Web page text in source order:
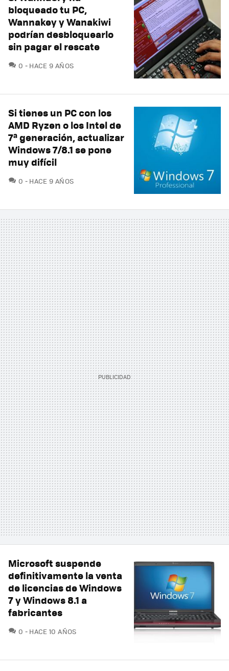
bloqueado tu PC,
Wannakey y Wanakiwi
podrían desbloquearlo
sin pagar el rescate
0 COMENTARIOS
HACE 9 AÑOS
Si tienes un PC con los
AMD Ryzen o los Intel de
7ª generación, actualizar
Windows 7/8.1 se pone
muy difícil
0 COMENTARIOS
HACE 9 AÑOS
Microsoft suspende
definitivamente la venta
de licencias de Windows
7 y Windows 8.1 a
fabricantes
0 COMENTARIOS
HACE 10 AÑOS